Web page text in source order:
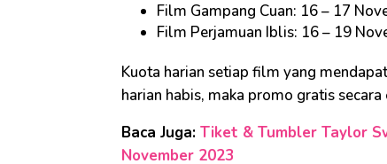
Film Gampang Cuan: 16 – 17
Film Perjamuan Iblis: 16 – 19
Kuota harian setiap film yang
harian habis, maka promo gratis
Baca Juga: Tiket & Tumbler Taylor
November 2023